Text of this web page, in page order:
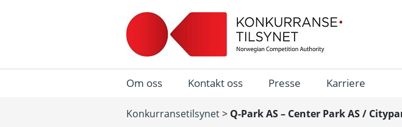
Om oss Kontakt oss Presse Karriere
Konkurransetilsynet> Q-Park AS – Center Park AS /